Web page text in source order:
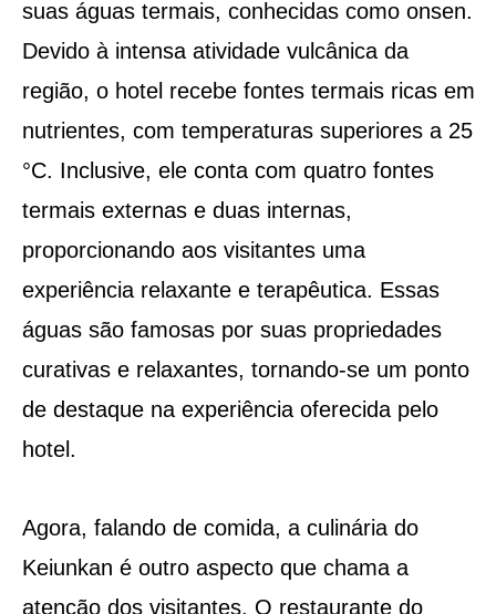
suas águas termais, conhecidas como onsen.
Devido à intensa atividade vulcânica da
região, o hotel recebe fontes termais ricas em
nutrientes, com temperaturas superiores a 25
°C. Inclusive, ele conta com quatro fontes
termais externas e duas internas,
proporcionando aos visitantes uma
experiência relaxante e terapêutica. Essas
águas são famosas por suas propriedades
curativas e relaxantes, tornando-se um ponto
de destaque na experiência oferecida pelo
hotel.
Agora, falando de comida, a culinária do
Keiunkan é outro aspecto que chama a
atenção dos visitantes. O restaurante do